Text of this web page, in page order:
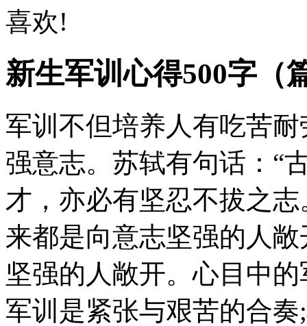
喜欢!
新生军训心得500字（
军训不但培养人有吃苦
强意志。苏轼有句话：“
才，亦必有坚忍不拔之
来都是向意志坚强的人
坚强的人敞开。心目中
军训是紧张与艰苦的合